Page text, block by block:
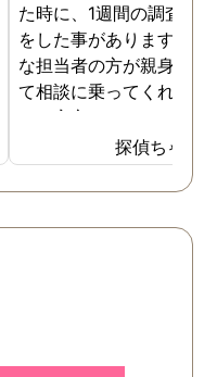
た時に、1週間の調査依頼
をした事があります。親
な担当者の方が親身にな
て相談に乗ってくれたた
め、安心しました。同じ
うな被害に遭う可能性も
慮し、引越しましたので
もう大丈夫かと思います
探偵ちゃん